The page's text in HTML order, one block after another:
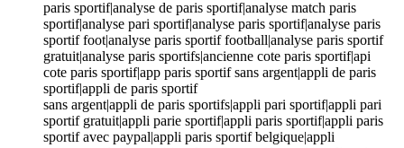
paris sportif|analyse de paris sportif|analyse match paris
sportif|analyse pari sportif|analyse paris sportif|analyse paris
sportif foot|analyse paris sportif football|analyse paris sportif
gratuit|analyse paris sportifs|ancienne cote paris sportif|api
cote paris sportif|app paris sportif sans argent|appli de paris
sportif|appli de paris sportif
sans argent|appli de paris sportifs|appli pari sportif|appli pari
sportif gratuit|appli parie sportif|appli paris sportif|appli paris
sportif avec paypal|appli paris sportif belgique|appli